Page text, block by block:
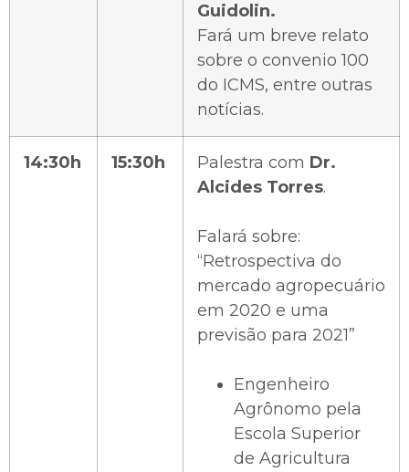
Guidolin.
Fará um breve relato
sobre o convenio 100
do ICMS, entre outras
notícias.
14:30h 15:30h Palestra com Dr.
Alcides Torres.
Falará sobre:
“Retrospectiva do
mercado agropecuário
em 2020 e uma
previsão para 2021”
Engenheiro
Agrônomo pela
Escola Superior
de Agricultura